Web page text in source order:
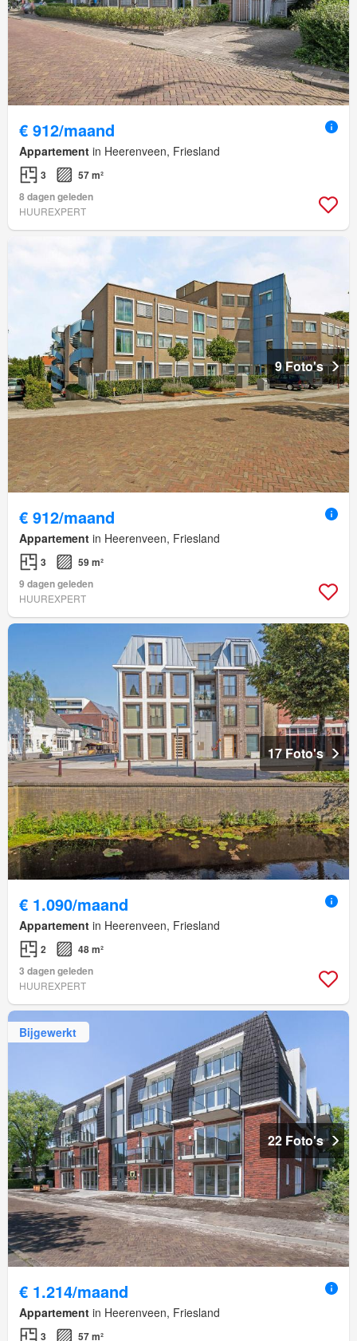
€ 912/maand
Appartement in Heerenveen, Friesland
3
57 m²
8 dagen geleden
HUUREXPERT
9 Foto's
€ 912/maand
Appartement in Heerenveen, Friesland
3
59 m²
9 dagen geleden
HUUREXPERT
17 Foto's
€ 1.090/maand
Appartement in Heerenveen, Friesland
2
48 m²
3 dagen geleden
HUUREXPERT
Bijgewerkt
22 Foto's
€ 1.214/maand
Appartement in Heerenveen, Friesland
3 57 m²